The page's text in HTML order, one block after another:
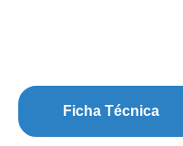
Ficha Técnica